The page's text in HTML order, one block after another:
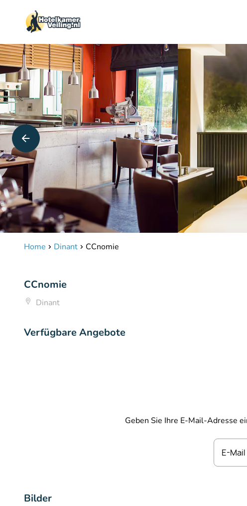
Home Dinant CCnomie
CCnomie
Dinant
Verfügbare Angebote
Geben Sie Ihre E-Mail-Adresse
E-
Bilder